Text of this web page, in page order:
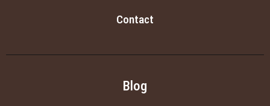
Contact
Blog